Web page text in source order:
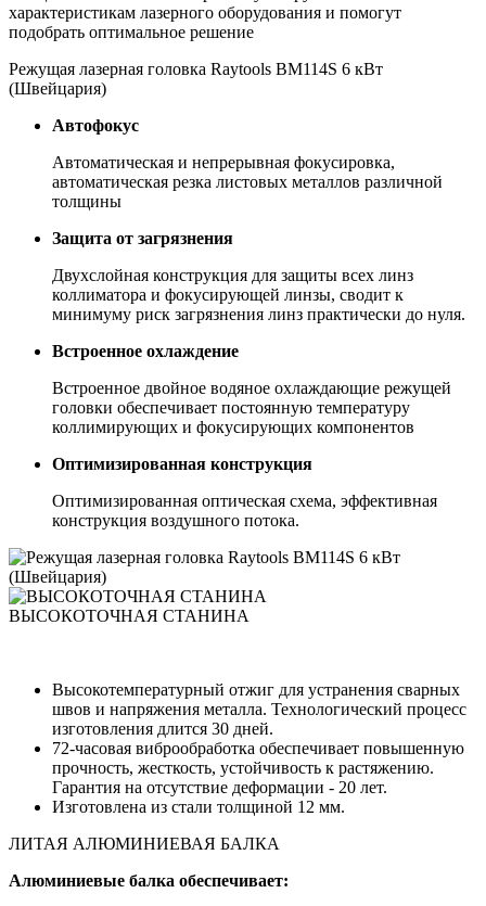
характеристикам лазерного оборудования и помогут
подобрать оптимальное решение
Режущая лазерная головка Raytools BM114S 6 кВт
(Швейцария)
Автофокус
Автоматическая и непрерывная фокусировка,
автоматическая резка листовых металлов различной
толщины
Защита от загрязнения
Двухслойная конструкция для защиты всех линз
коллиматора и фокусирующей линзы, сводит к
минимуму риск загрязнения линз практически до нуля.
Встроенное охлаждение
Встроенное двойное водяное охлаждающие режущей
головки обеспечивает постоянную температуру
коллимирующих и фокусирующих компонентов
Оптимизированная конструкция
Оптимизированная оптическая схема, эффективная
конструкция воздушного потока.
ВЫСОКОТОЧНАЯ СТАНИНА
Высокотемпературный отжиг для устранения сварных
швов и напряжения металла. Технологический процесс
изготовления длится 30 дней.
72-часовая виброобработка обеспечивает повышенную
прочность, жесткость, устойчивость к растяжению.
Гарантия на отсутствие деформации - 20 лет.
Изготовлена из стали толщиной 12 мм.
ЛИТАЯ АЛЮМИНИЕВАЯ БАЛКА
Алюминиевые балка обеспечивает: